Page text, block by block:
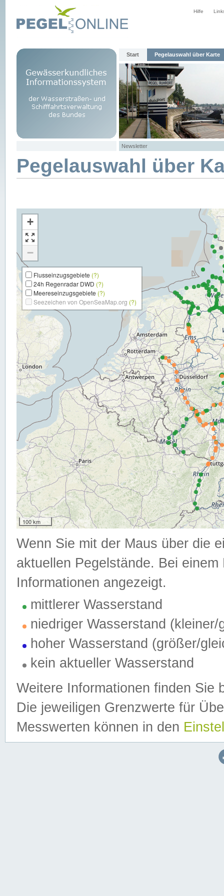
Hilfe
Start Pegelauswahl über Karte
Newsletter
Pegelauswahl über
+
−
Flusseinzugsgebiete (?)
24h Regenradar DWD (?)
Meereseinzugsgebiete (?)
Seezeichen von OpenSeaMap.org (?)
100 km
Wenn Sie mit der Maus über die
aktuellen Pegelstände. Bei
Informationen angezeigt.
mittlerer Wasserstand
niedriger Wasserstand (kleiner/
hoher Wasserstand (größer/
kein aktueller Wasserstand
Weitere Informationen finden Sie
Die jeweiligen Grenzwerte für
Messwerten können in den